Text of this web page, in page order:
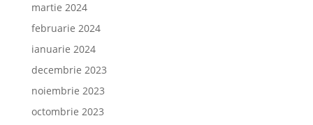
martie 2024
februarie 2024
ianuarie 2024
decembrie 2023
noiembrie 2023
octombrie 2023